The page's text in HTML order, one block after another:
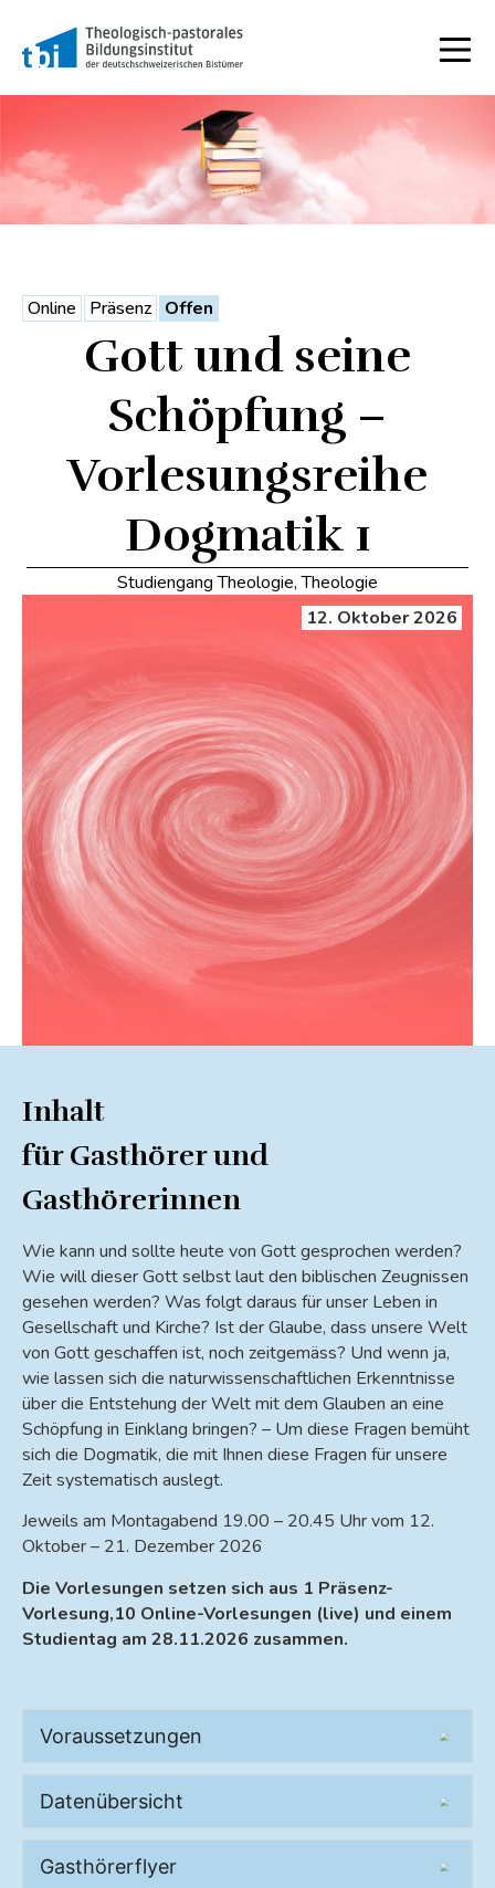
Online Präsenz Offen
Gott und seine
Schöpfung –
Vorlesungsreihe
Dogmatik 1
Studiengang Theologie,Theologie
12. Oktober 2026
Inhalt
für Gasthörer und
Gasthörerinnen
Wie kann und sollte heute von Gott gesprochen werden?
Wie will dieser Gott selbst laut den biblischen Zeugnissen
gesehen werden? Was folgt daraus für unser Leben in
Gesellschaft und Kirche? Ist der Glaube, dass unsere Welt
von Gott geschaffen ist, noch zeitgemäss? Und wenn ja,
wie lassen sich die naturwissenschaftlichen Erkenntnisse
über die Entstehung der Welt mit dem Glauben an eine
Schöpfung in Einklang bringen? – Um diese Fragen bemüht
sich die Dogmatik, die mit Ihnen diese Fragen für unsere
Zeit systematisch auslegt.
Jeweils am Montagabend 19.00 – 20.45 Uhr vom 12.
Oktober – 21. Dezember 2026
Die Vorlesungen setzen sich aus 1 Präsenz-
Vorlesung,10 Online-Vorlesungen (live) und einem
Studientag am 28.11.2026 zusammen.
Voraussetzungen
Datenübersicht
Gasthörerflyer